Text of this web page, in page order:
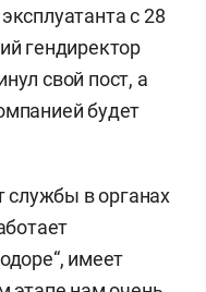
с 28
гендиректор
свой пост, а
будет
службы в органах
имеет